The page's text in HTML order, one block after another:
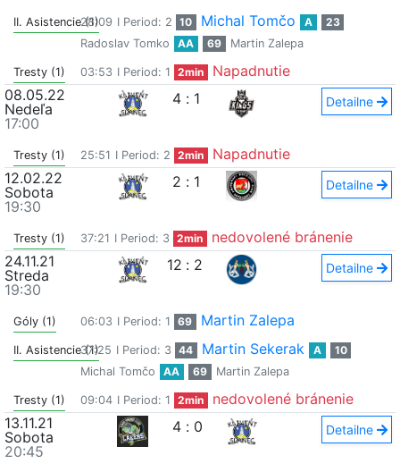
II. Asistencie (1)
28:09 I Period: 2 10 Michal Tomčo A
23
Radoslav Tomko
AA 69 Martin Zalepa
Tresty (1) 03:53 I Period: 1 2min
Napadnutie
08.05.22
Nedeľa
17:00
4 : 1 Detailne
Tresty (1) 25:51 I Period: 2 2min
Napadnutie
12.02.22
Sobota
19:30
2 : 1 Detailne
Tresty (1) 37:21 I Period: 3 2min
nedovolené bránenie
24.11.21
Streda
19:30
12 : 2 Detailne
Góly (1) 06:03 I Period: 1 69 Martin Zalepa
II. Asistencie (1)
37:25 I Period: 3 44 Martin Sekerak A
10
Michal Tomčo
AA 69 Martin Zalepa
Tresty (1) 09:04 I Period: 1 2min
nedovolené bránenie
13.11.21
Sobota
20:45
4 : 0 Detailne